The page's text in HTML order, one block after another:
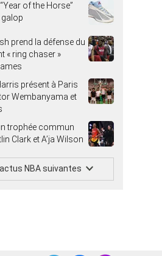
“Year of the Horse”
galop
prend la défense du
« ring chaser »
présent à Paris
Wembanyama et
trophée commun
Clark et A’ja Wilson
NBA suivantes